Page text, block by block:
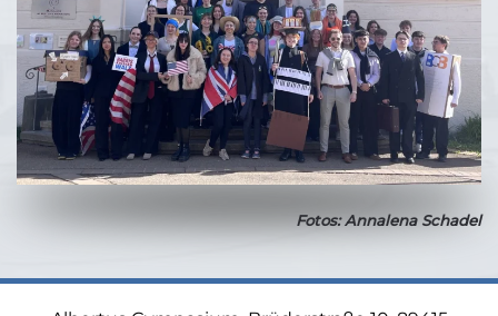
Fotos: Annalena Schadel